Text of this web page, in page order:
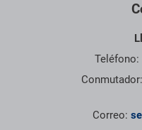
Teléfono:
Correo: